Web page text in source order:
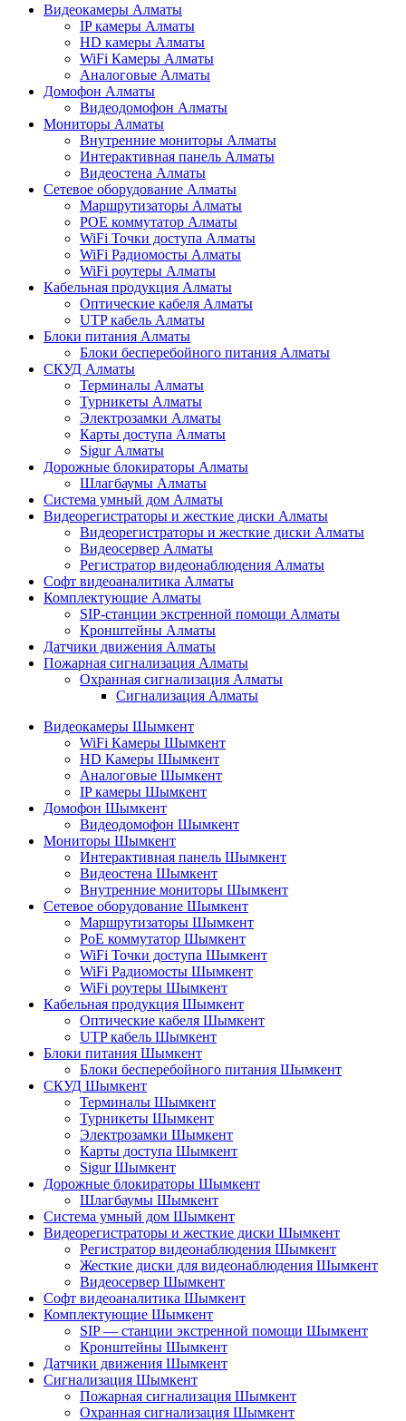
Видеокамеры Алматы
IP камеры Алматы
HD камеры Алматы
WiFi Камеры Алматы
Аналоговые Алматы
Домофон Алматы
Видеодомофон Алматы
Мониторы Алматы
Внутренние мониторы Алматы
Интерактивная панель Алматы
Видеостена Алматы
Сетевое оборудование Алматы
Маршрутизаторы Алматы
POE коммутатор Алматы
WiFi Точки доступа Алматы
WiFi Радиомосты Алматы
WiFi роутеры Алматы
Кабельная продукция Алматы
Оптические кабеля Алматы
UTP кабель Алматы
Блоки питания Алматы
Блоки бесперебойного питания Алматы
СКУД Алматы
Терминалы Алматы
Турникеты Алматы
Электрозамки Алматы
Карты доступа Алматы
Sigur Алматы
Дорожные блокираторы Алматы
Шлагбаумы Алматы
Система умный дом Алматы
Видеорегистраторы и жесткие диски Алматы
Видеорегистраторы и жесткие диски Алматы
Видеосервер Алматы
Регистратор видеонаблюдения Алматы
Софт видеоаналитика Алматы
Комплектующие Алматы
SIP-станции экстренной помощи Алматы
Кронштейны Алматы
Датчики движения Алматы
Пожарная сигнализация Алматы
Охранная сигнализация Алматы
Сигнализация Алматы
Видеокамеры Шымкент
WiFi Камеры Шымкент
HD Камеры Шымкент
Аналоговые Шымкент
IP камеры Шымкент
Домофон Шымкент
Видеодомофон Шымкент
Мониторы Шымкент
Интерактивная панель Шымкент
Видеостена Шымкент
Внутренние мониторы Шымкент
Сетевое оборудование Шымкент
Маршрутизаторы Шымкент
PoE коммутатор Шымкент
WiFi Точки доступа Шымкент
WiFi Радиомосты Шымкент
WiFi роутеры Шымкент
Кабельная продукция Шымкент
Оптические кабеля Шымкент
UTP кабель Шымкент
Блоки питания Шымкент
Блоки бесперебойного питания Шымкент
СКУД Шымкент
Терминалы Шымкент
Турникеты Шымкент
Электрозамки Шымкент
Карты доступа Шымкент
Sigur Шымкент
Дорожные блокираторы Шымкент
Шлагбаумы Шымкент
Система умный дом Шымкент
Видеорегистраторы и жесткие диски Шымкент
Регистратор видеонаблюдения Шымкент
Жесткие диски для видеонаблюдения Шымкент
Видеосервер Шымкент
Софт видеоаналитика Шымкент
Комплектующие Шымкент
SIP — станции экстренной помощи Шымкент
Кронштейны Шымкент
Датчики движения Шымкент
Сигнализация Шымкент
Пожарная сигнализация Шымкент
Охранная сигнализация Шымкент